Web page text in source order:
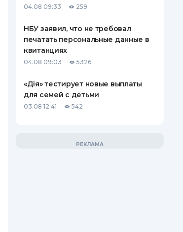
04.08 09:33 259
НБУ заявил, что не требовал
печатать персональные данные в
квитанциях
04.08 09:03 5326
«Дія» тестирует новые выплаты
для семей с детьми
03.08 12:41 542